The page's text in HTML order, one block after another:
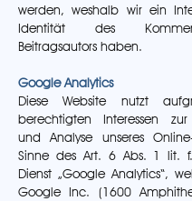
werden, weshalb wir ein
Identität des
Beitragsautors haben.
Google Analytics
Diese Website nutzt
berechtigten Interessen
und Analyse unseres
Sinne des Art. 6 Abs. 1 lit.
Dienst „Google Analytics“,
Google Inc. (1600